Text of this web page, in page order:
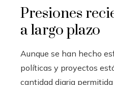
Presiones
a largo plazo
Aunque se han hecho
políticas y proyectos
cantidad diaria